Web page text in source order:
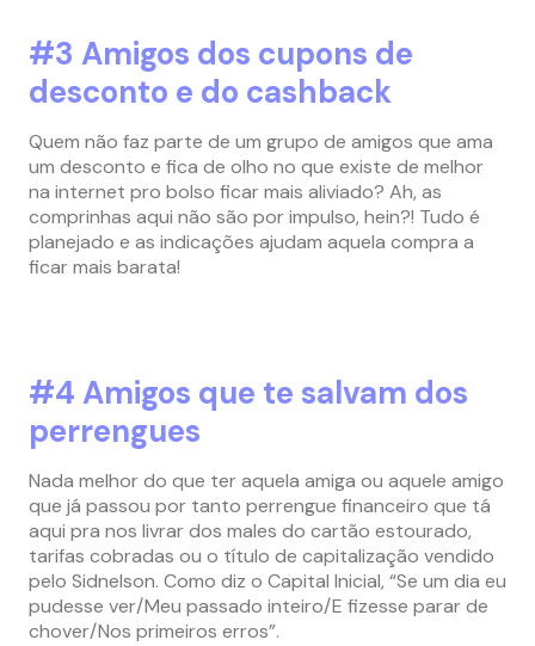
#3 Amigos dos cupons de
desconto e do cashback
Quem não faz parte de um grupo de amigos que ama
um desconto e fica de olho no que existe de melhor
na internet pro bolso ficar mais aliviado? Ah, as
comprinhas aqui não são por impulso, hein?! Tudo é
planejado e as indicações ajudam aquela compra a
ficar mais barata!
#4 Amigos que te salvam dos
perrengues
Nada melhor do que ter aquela amiga ou aquele amigo
que já passou por tanto perrengue financeiro que tá
aqui pra nos livrar dos males do cartão estourado,
tarifas cobradas ou o título de capitalização vendido
pelo Sidnelson. Como diz o Capital Inicial, “Se um dia eu
pudesse ver/Meu passado inteiro/E fizesse parar de
chover/Nos primeiros erros”.